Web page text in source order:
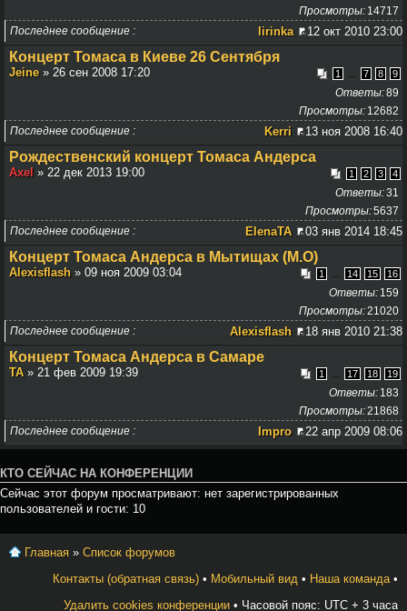
14717
Просмотры
Последнее сообщение
lirinka 12 окт 2010 23:00
Концерт Томаса в Киеве 26 Сентября
1 7 8 9
Jeine» 26 сен 2008 17:20
89
Ответы
12682
Просмотры
Последнее сообщение
Kerri 13 ноя 2008 16:40
Рождественский концерт Томаса Андерса
1 2 3 4
Axel » 22 дек 2013 19:00
31
Ответы
5637
Просмотры
Последнее сообщение
ElenaTA 03 янв 2014 18:45
Концерт Томаса Андерса в Мытищах (М.О)
1 14 15 16
Alexisflash » 09 ноя 2009 03:04
159
Ответы
21020
Просмотры
Последнее сообщение
Alexisflash 18 янв 2010 21:38
Концерт Томаса Андерса в Самаре
1 17 18 19
TA » 21 фев 2009 19:39
183
Ответы
21868
Просмотры
Последнее сообщение
Impro 22 апр 2009 08:06
КТО СЕЙЧАС НА КОНФЕРЕНЦИИ
Сейчас этот форум просматривают: нет зарегистрированных
пользователей и гости: 10
Главная » Список форумов
Контакты (обратная связь) • Мобильный вид • Наша команда•
Удалить cookies конференции • Часовой пояс: UTC + 3 часа